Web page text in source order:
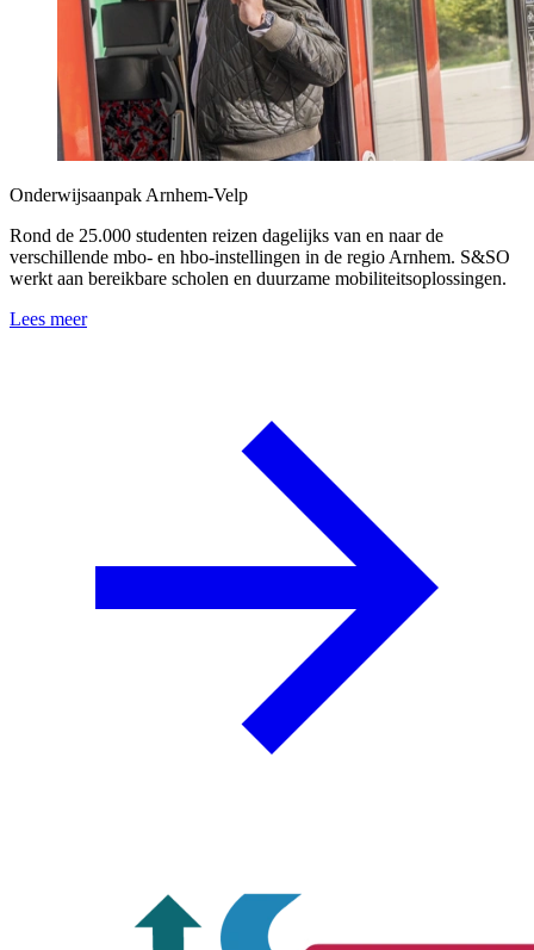
Onderwijsaanpak Arnhem-Velp
Rond de 25.000 studenten reizen dagelijks van en naar de
verschillende mbo- en hbo-instellingen in de regio Arnhem. S&SO
werkt aan bereikbare scholen en duurzame mobiliteitsoplossingen.
Lees meer